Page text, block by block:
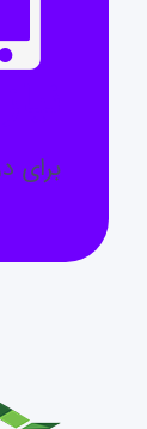
برای